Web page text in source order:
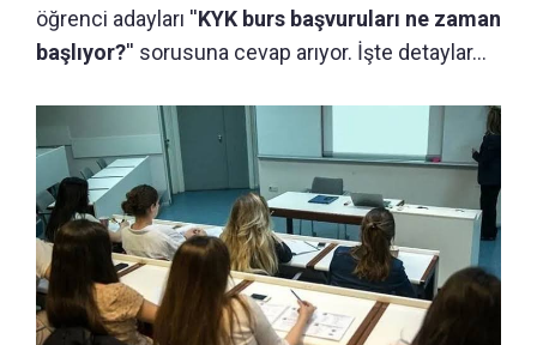
öğrenci adayları ''KYK burs başvuruları ne zaman
başlıyor?'' sorusuna cevap arıyor. İşte detaylar...